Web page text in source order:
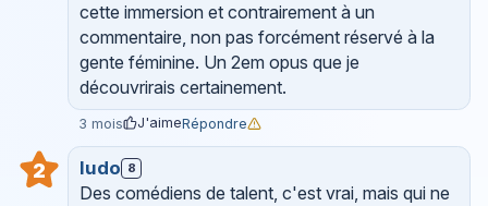
cette immersion et contrairement à un
commentaire, non pas forcément réservé à la
gente féminine. Un 2em opus que je
découvrirais certainement.
3 mois J'aimeRépondre
2 ludo 8
Des comédiens de talent, c'est vrai, mais qui ne